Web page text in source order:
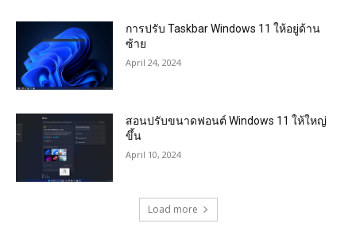
การปรับ Taskbar Windows 11 ให้อยู่ด้าน
ซ้าย
April 24, 2024
สอนปรับขนาดฟอนต์ Windows 11 ให้ใหญ่
ขึ้น
April 10, 2024
Load more